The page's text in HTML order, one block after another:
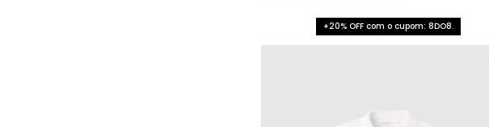
+20% OFF com o cupom: 8DO8.